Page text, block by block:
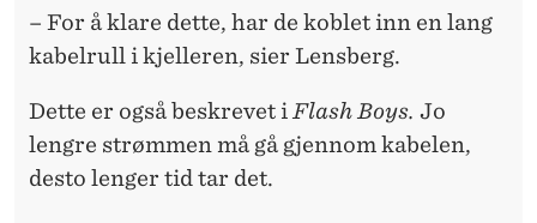
– For å klare dette, har de koblet inn en lang
kabelrull i kjelleren, sier Lensberg.
Dette er også beskrevet iFlash Boys. Jo
lengre strømmen må gå gjennom kabelen,
desto lenger tid tar det.